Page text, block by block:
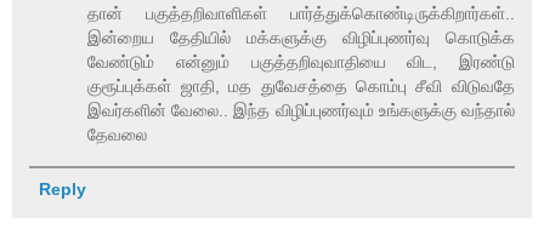
தான் பகுத்தறிவாளிகள் பார்த்துக்கொண்டிருக்கிறார்கள்..
இன்றைய தேதியில் மக்களுக்கு விழிப்புணர்வு கொடுக்க
வேண்டும் என்னும் பகுத்தறிவுவாதியை விட, இரண்டு
குரூப்புக்கள் ஜாதி, மத துவேசத்தை கொம்பு சீவி விடுவதே
இவர்களின் வேலை.. இந்த விழிப்புணர்வும் உங்களுக்கு வந்தால்
தேவலை
Reply